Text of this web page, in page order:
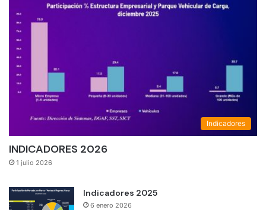
Indicadores
INDICADORES 2026
1 julio 2026
Indicadores 2025
6 enero 2026